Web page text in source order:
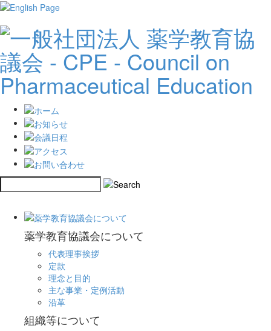
薬学教育協議会について
代表理事挨拶
定款
理念と目的
主な事業・定例活動
沿革
組織等について